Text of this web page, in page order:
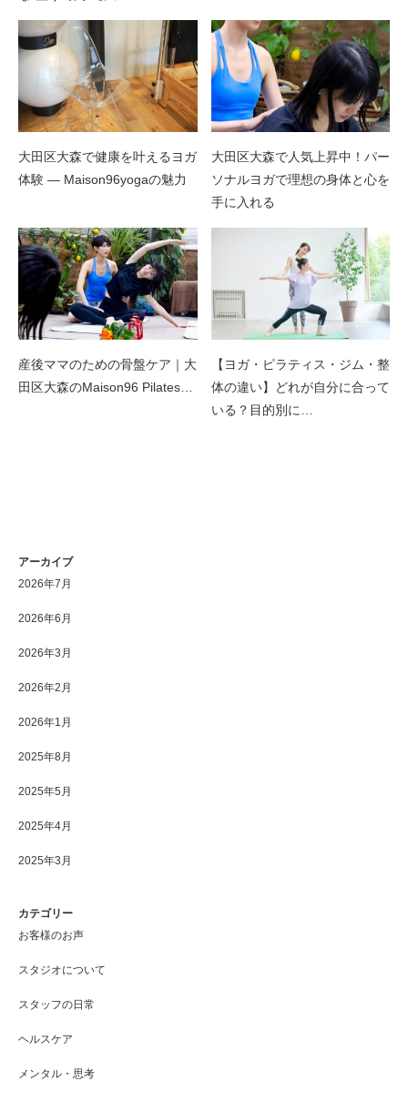
大田区大森で健康を叶えるヨガ
体験 ― Maison96yogaの魅力
大田区大森で人気上昇中！パー
ソナルヨガで理想の身体と心を
手に入れる
産後ママのための骨盤ケア｜大
田区大森のMaison96 Pilates…
【ヨガ・ピラティス・ジム・整
体の違い】どれが自分に合って
いる？目的別に…
アーカイブ
2026年7月
2026年6月
2026年3月
2026年2月
2026年1月
2025年8月
2025年5月
2025年4月
2025年3月
カテゴリー
お客様のお声
スタジオについて
スタッフの日常
ヘルスケア
メンタル・思考